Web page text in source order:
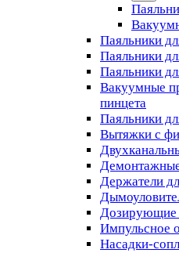
Паяльники
Паяльники
Паяльники
Вакуумные
пинцета
Паяльники
Вытяжки с
Держатели
Дозирующие
Импульсное
Насадки-